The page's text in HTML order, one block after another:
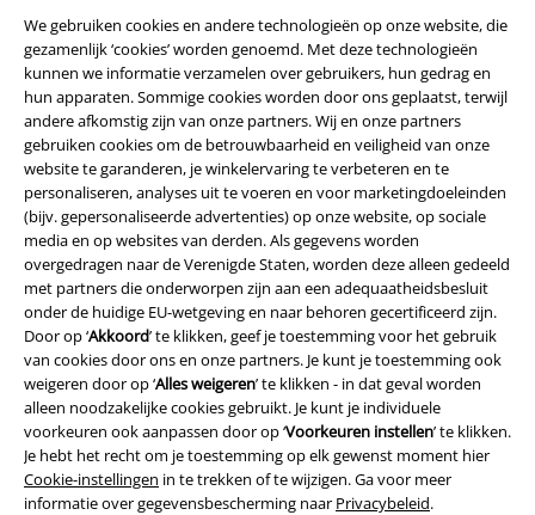
We gebruiken cookies en andere technologieën op onze website, die
gezamenlijk ‘cookies’ worden genoemd. Met deze technologieën
kunnen we informatie verzamelen over gebruikers, hun gedrag en
hun apparaten. Sommige cookies worden door ons geplaatst, terwijl
andere afkomstig zijn van onze partners. Wij en onze partners
gebruiken cookies om de betrouwbaarheid en veiligheid van onze
website te garanderen, je winkelervaring te verbeteren en te
personaliseren, analyses uit te voeren en voor marketingdoeleinden
(bijv. gepersonaliseerde advertenties) op onze website, op sociale
media en op websites van derden. Als gegevens worden
overgedragen naar de Verenigde Staten, worden deze alleen gedeeld
met partners die onderworpen zijn aan een adequaatheidsbesluit
onder de huidige EU-wetgeving en naar behoren gecertificeerd zijn.
Door op ‘Akkoord’ te klikken, geef je toestemming voor het gebruik
van cookies door ons en onze partners. Je kunt je toestemming ook
weigeren door op ‘Alles weigeren’ te klikken - in dat geval worden
alleen noodzakelijke cookies gebruikt. Je kunt je individuele
voorkeuren ook aanpassen door op ‘Voorkeuren instellen’ te klikken.
Je hebt het recht om je toestemming op elk gewenst moment hier
Cookie-instellingen in te trekken of te wijzigen. Ga voor meer
informatie over gegevensbescherming naar Privacybeleid.
Beveiliging
Legal
Algemene Voorwaarden
Bedrijfsgegevens